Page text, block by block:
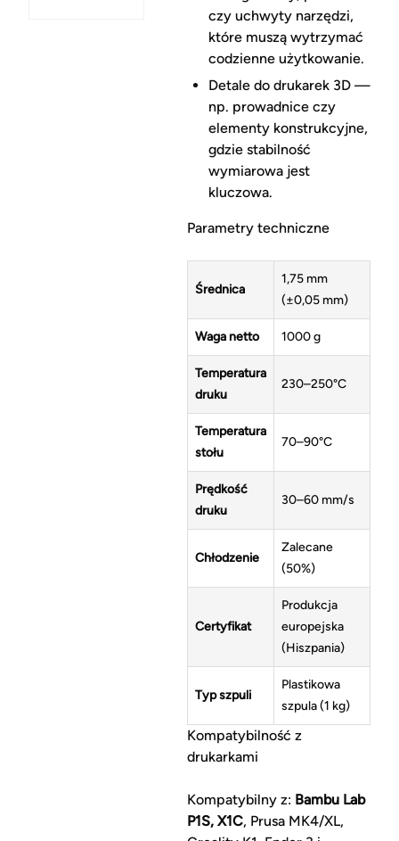
czy uchwyty narzędzi,
które muszą wytrzymać
codzienne użytkowanie.
Detale do drukarek 3D —
np. prowadnice czy
elementy konstrukcyjne,
gdzie stabilność
wymiarowa jest
kluczowa.
Parametry techniczne
Średnica
1,75 mm
(±0,05 mm)
Waga netto 1000 g
Temperatura
druku
230–250°C
Temperatura
stołu
70–90°C
Prędkość
druku
30–60 mm/s
Chłodzenie
Zalecane
(50%)
Certyfikat
Produkcja
europejska
(Hiszpania)
Typ szpuli
Plastikowa
szpula (1 kg)
Kompatybilność z
drukarkami
Kompatybilny z: Bambu Lab
P1S, X1C, Prusa MK4/XL,